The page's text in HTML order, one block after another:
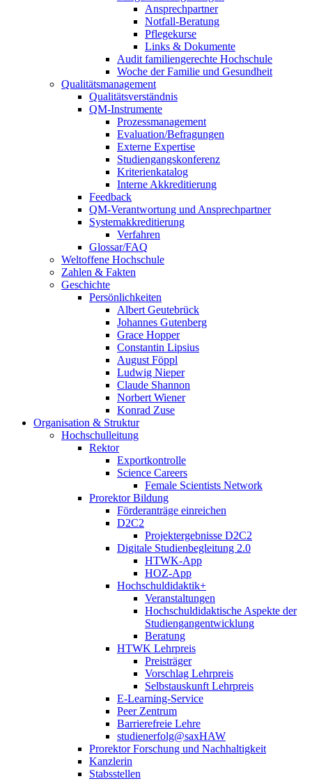
Ansprechpartner
Notfall-Beratung
Pflegekurse
Links & Dokumente
Audit familiengerechte Hochschule
Woche der Familie und Gesundheit
Qualitätsmanagement
Qualitätsverständnis
QM-Instrumente
Prozessmanagement
Evaluation/Befragungen
Externe Expertise
Studiengangskonferenz
Kriterienkatalog
Interne Akkreditierung
Feedback
QM-Verantwortung und Ansprechpartner
Systemakkreditierung
Verfahren
Glossar/FAQ
Weltoffene Hochschule
Zahlen & Fakten
Geschichte
Persönlichkeiten
Albert Geutebrück
Johannes Gutenberg
Grace Hopper
Constantin Lipsius
August Föppl
Ludwig Nieper
Claude Shannon
Norbert Wiener
Konrad Zuse
Organisation & Struktur
Hochschulleitung
Rektor
Exportkontrolle
Science Careers
Female Scientists Network
Prorektor Bildung
Förderanträge einreichen
D2C2
Projektergebnisse D2C2
Digitale Studienbegleitung 2.0
HTWK-App
HOZ-App
Hochschuldidaktik+
Veranstaltungen
Hochschuldidaktische Aspekte der
Studiengangentwicklung
Beratung
HTWK Lehrpreis
Preisträger
Vorschlag Lehrpreis
Selbstauskunft Lehrpreis
E-Learning-Service
Peer Zentrum
Barrierefreie Lehre
studienerfolg@saxHAW
Prorektor Forschung und Nachhaltigkeit
Kanzlerin
Stabsstellen